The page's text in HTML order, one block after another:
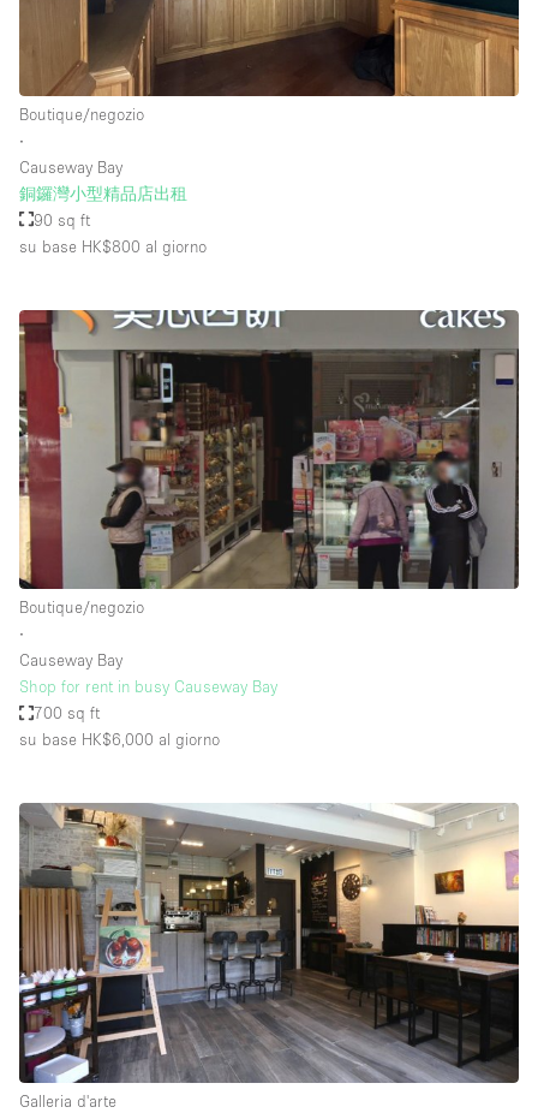
Boutique/negozio
∙
Causeway Bay
銅鑼灣小型精品店出租
90 sq ft
su base HK$800 al giorno
Boutique/negozio
∙
Causeway Bay
Shop for rent in busy Causeway Bay
700 sq ft
su base HK$6,000 al giorno
Galleria d'arte